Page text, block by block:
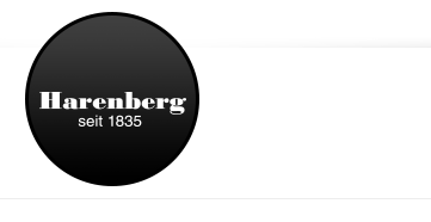
Sortiment Marken